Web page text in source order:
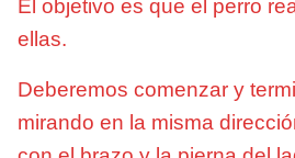
El objetivo es que el perro
ellas.
Deberemos comenzar y
mirando en la misma